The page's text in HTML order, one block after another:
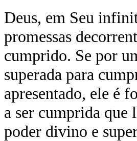
Deus, em Seu
promessas
cumprido. Se por
superada para
apresentado, ele é
a ser cumprida que
poder divino e